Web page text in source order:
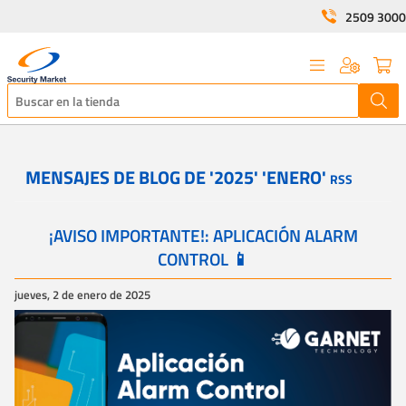
2509 3000
MENSAJES DE BLOG DE '2025' 'ENERO' RSS
¡AVISO IMPORTANTE!: APLICACIÓN ALARM
CONTROL 📱
jueves, 2 de enero de 2025